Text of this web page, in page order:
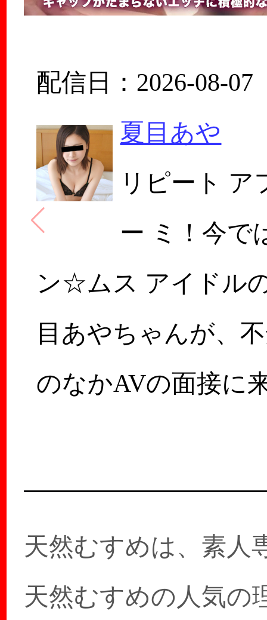
配信日：2026-08-07
夏目あや
リピート ア
ー ミ！今で
ン☆ムス アイドル
目あやちゃんが、
のなかAVの面接に
ン☆ムスがどう…
天然むすめは、素人
天然むすめの人気の